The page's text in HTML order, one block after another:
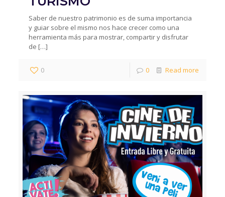
Saber de nuestro patrimonio es de suma importancia
y guiar sobre el mismo nos hace crecer como una
herramienta más para mostrar, compartir y disfrutar
de […]
0 0 Read more